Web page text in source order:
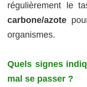
régulièrement le
carbone/azote
organismes.
Quels signes
mal se passer ?